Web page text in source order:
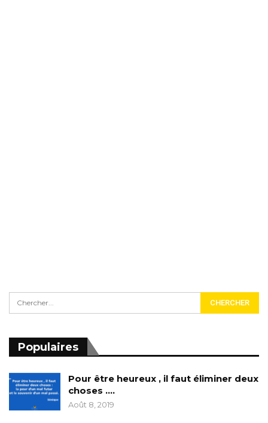
Populaires
Pour être heureux , il faut éliminer deux
choses ….
Août 8, 2019